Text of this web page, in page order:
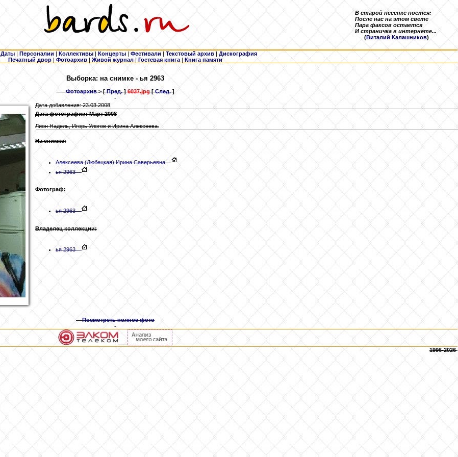
В старой песенке поется:
После нас на этом свете
Пара факсов остается
И страничка в интернете...
(Виталий Калашников)
Даты | Персоналии | Коллективы | Концерты | Фестивали | Текстовый архив | Дискография
Печатный двор | Фотоархив | Живой журнал |Гостевая книга | Книга памяти
Выборка: на снимке - ья 2963
Фотоархив> [Пред.]6037.jpg[След.]
Дата добавления: 23.03.2008
Дата фотографии: Март 2008
Лион Надель, Игорь Улогов и Ирина Алексеева.
На снимке:
Алексеева(Любецкая) Ирина Саверьевна
ья 2963
Фотограф:
ья 2963
Владелец коллекции:
ья 2963
Посмотреть полное фото
1996-2026